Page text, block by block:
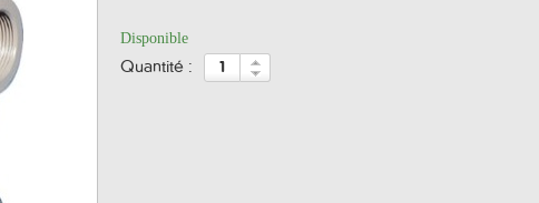
Disponible
quantité :